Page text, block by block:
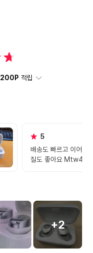
200P 적립
5
배송도 빠르고 이어폰
질도 좋아요 Mtw4 이
+2